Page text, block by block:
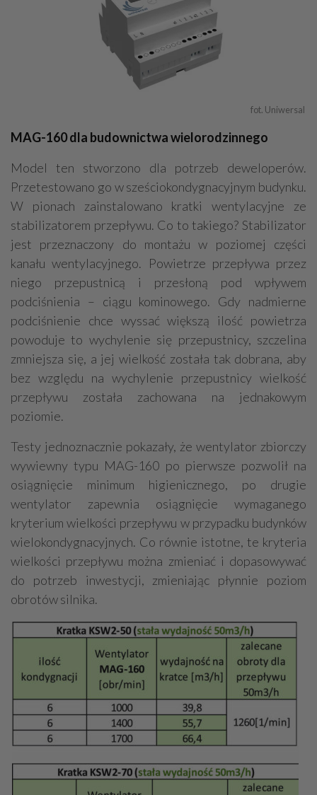
fot. Uniwersal
MAG-160 dla budownictwa wielorodzinnego
Model ten stworzono dla potrzeb deweloperów.
Przetestowano go w sześciokondygnacyjnym budynku.
W pionach zainstalowano kratki wentylacyjne ze
stabilizatorem przepływu. Co to takiego? Stabilizator
jest przeznaczony do montażu w poziomej części
kanału wentylacyjnego. Powietrze przepływa przez
niego przepustnicą i przesłoną pod wpływem
podciśnienia – ciągu kominowego. Gdy nadmierne
podciśnienie chce wyssać większą ilość powietrza
powoduje to wychylenie się przepustnicy, szczelina
zmniejsza się, a jej wielkość została tak dobrana, aby
bez względu na wychylenie przepustnicy wielkość
przepływu została zachowana na jednakowym
poziomie.
Testy jednoznacznie pokazały, że wentylator zbiorczy
wywiewny typu MAG-160 po pierwsze pozwolił na
osiągnięcie minimum higienicznego, po drugie
wentylator zapewnia osiągnięcie wymaganego
kryterium wielkości przepływu w przypadku budynków
wielokondygnacyjnych. Co równie istotne, te kryteria
wielkości przepływu można zmieniać i dopasowywać
do potrzeb inwestycji, zmieniając płynnie poziom
obrotów silnika.